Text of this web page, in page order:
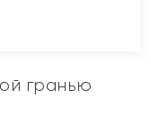
гранью